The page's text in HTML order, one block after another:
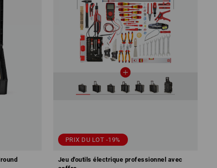
PRIX DU LOT -19%
Jeu d'outils électrique professionnel avec